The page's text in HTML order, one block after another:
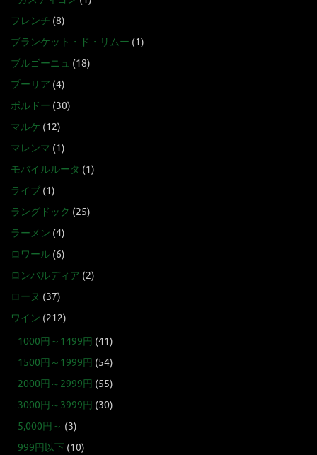
フレンチ (8)
ブランケット・ド・リムー (1)
ブルゴーニュ (18)
プーリア (4)
ボルドー (30)
マルケ (12)
マレンマ (1)
モバイルルータ (1)
ライブ (1)
ラングドック (25)
ラーメン (4)
ロワール (6)
ロンバルディア (2)
ローヌ (37)
ワイン (212)
1000円～1499円 (41)
1500円～1999円 (54)
2000円～2999円 (55)
3000円～3999円 (30)
5,000円～ (3)
999円以下 (10)